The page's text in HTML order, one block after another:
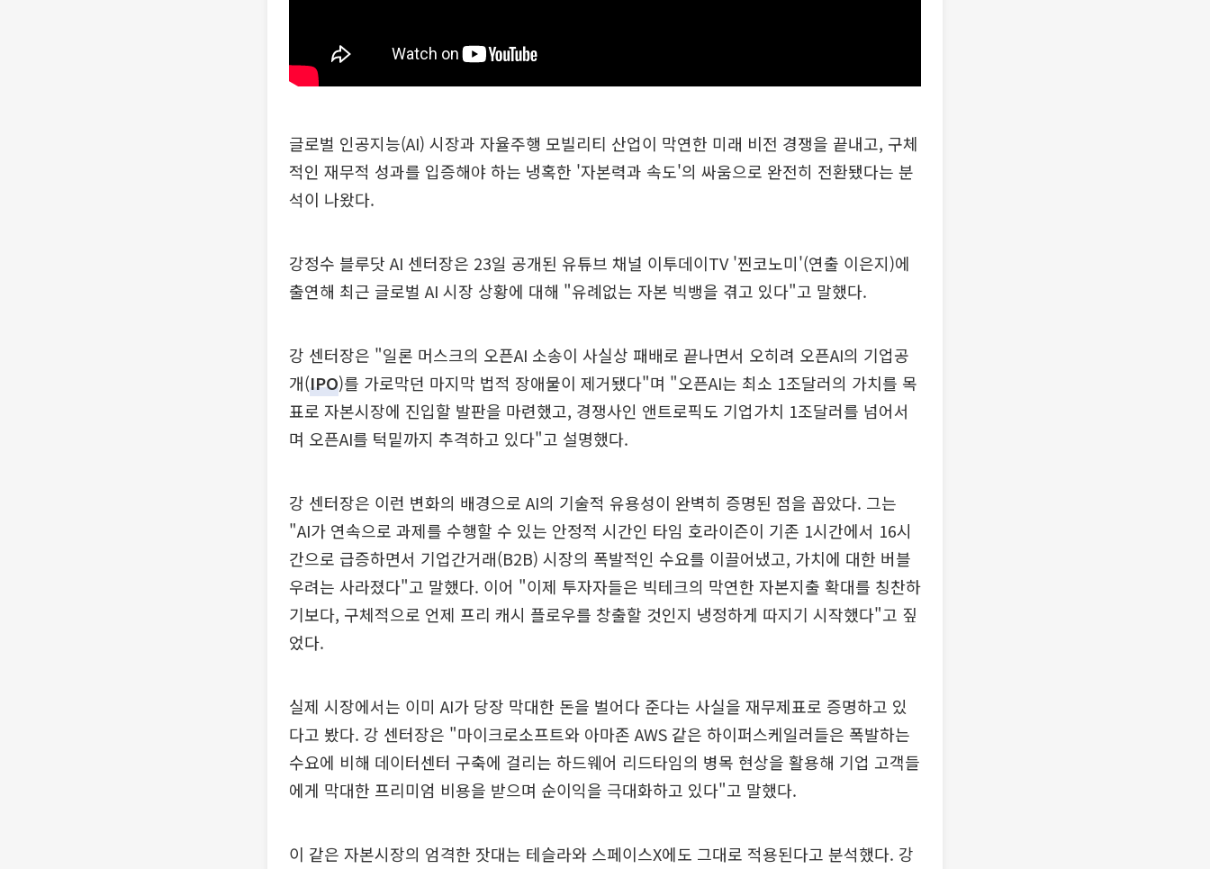
글로벌 인공지능(AI) 시장과 자율주행 모빌리티 산업이 막연한 미래 비전 경쟁을 끝내고, 구체
적인 재무적 성과를 입증해야 하는 냉혹한 '자본력과 속도'의 싸움으로 완전히 전환됐다는 분
석이 나왔다.
강정수 블루닷 AI 센터장은 23일 공개된 유튜브 채널 이투데이TV '찐코노미'(연출 이은지)에
출연해 최근 글로벌 AI 시장 상황에 대해 "유례없는 자본 빅뱅을 겪고 있다"고 말했다.
강 센터장은 "일론 머스크의 오픈AI 소송이 사실상 패배로 끝나면서 오히려 오픈AI의 기업공
개(IPO)를 가로막던 마지막 법적 장애물이 제거됐다"며 "오픈AI는 최소 1조달러의 가치를 목
표로 자본시장에 진입할 발판을 마련했고, 경쟁사인 앤트로픽도 기업가치 1조달러를 넘어서
며 오픈AI를 턱밑까지 추격하고 있다"고 설명했다.
강 센터장은 이런 변화의 배경으로 AI의 기술적 유용성이 완벽히 증명된 점을 꼽았다. 그는
"AI가 연속으로 과제를 수행할 수 있는 안정적 시간인 타임 호라이즌이 기존 1시간에서 16시
간으로 급증하면서 기업간거래(B2B) 시장의 폭발적인 수요를 이끌어냈고, 가치에 대한 버블
우려는 사라졌다"고 말했다. 이어 "이제 투자자들은 빅테크의 막연한 자본지출 확대를 칭찬하
기보다, 구체적으로 언제 프리 캐시 플로우를 창출할 것인지 냉정하게 따지기 시작했다"고 짚
었다.
실제 시장에서는 이미 AI가 당장 막대한 돈을 벌어다 준다는 사실을 재무제표로 증명하고 있
다고 봤다. 강 센터장은 "마이크로소프트와 아마존 AWS 같은 하이퍼스케일러들은 폭발하는
수요에 비해 데이터센터 구축에 걸리는 하드웨어 리드타임의 병목 현상을 활용해 기업 고객들
에게 막대한 프리미엄 비용을 받으며 순이익을 극대화하고 있다"고 말했다.
이 같은 자본시장의 엄격한 잣대는 테슬라와 스페이스X에도 그대로 적용된다고 분석했다. 강